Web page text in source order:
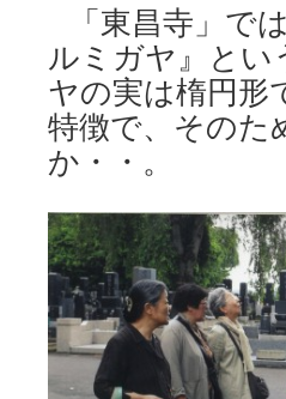
「東昌寺」で
ルミガヤ』とい
ヤの実は楕円形
特徴で、そのた
か・・。